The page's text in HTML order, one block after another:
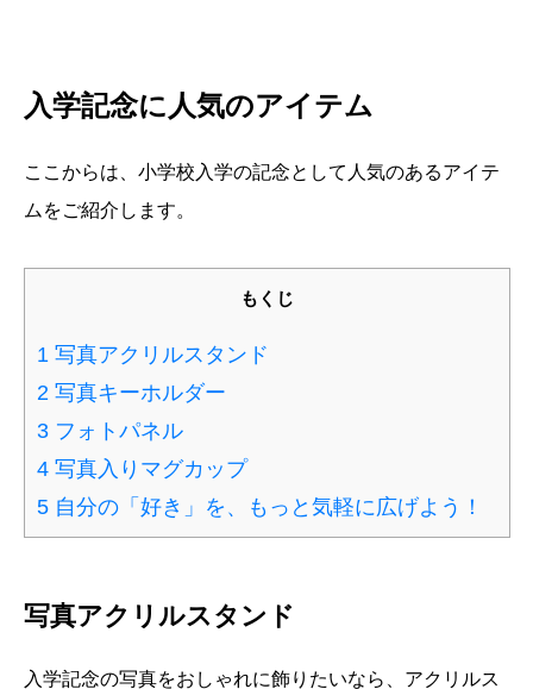
入学記念に人気のアイテム
ここからは、小学校入学の記念として人気のあるアイテ
ムをご紹介します。
もくじ
1 写真アクリルスタンド
2 写真キーホルダー
3 フォトパネル
4 写真入りマグカップ
5 自分の「好き」を、もっと気軽に広げよう！
写真アクリルスタンド
入学記念の写真をおしゃれに飾りたいなら、アクリルス